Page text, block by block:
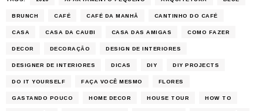
BRUNCH CAFÉ CAFÉ DA MANHÃ CANTINHO DO CAFÉ
CASA CASA DA CAUBI CASA DAS AMIGAS COMO FAZER
DECOR DECORAÇÃO DESIGN DE INTERIORES
DESIGNER DE INTERIORES DICAS DIY DIY PROJECTS
DO IT YOURSELF FAÇA VOCÊ MESMO FLORES
GASTANDO POUCO HOME DECOR HOUSE TOUR HOW TO